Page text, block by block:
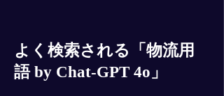
よく検索される「物流用
語 by Chat-GPT 4o」